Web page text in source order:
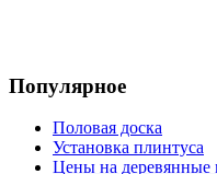
Популярное
Половая доска
Установка плинтуса
Цены на деревянные